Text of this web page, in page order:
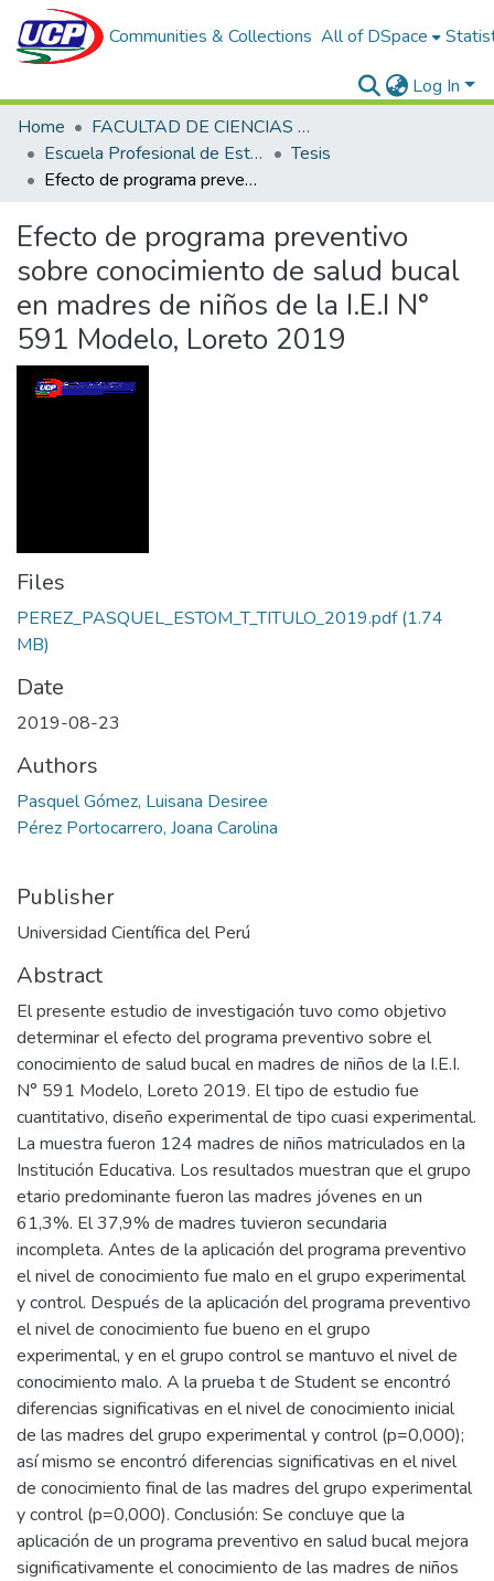
Communities & Collections All of DSpace
Log In
Home
FACULTAD DE CIENCIAS DE LA SALUD
Escuela Profesional de Estomatología
Tesis
Efecto de programa preventivo sobre conocimiento de salud bucal en madres de niños de la I.E.I N° 591 Modelo, Loreto 2019
Efecto de programa preventivo
sobre conocimiento de salud bucal
en madres de niños de la I.E.I N°
591 Modelo, Loreto 2019
Files
PEREZ_PASQUEL_ESTOM_T_TITULO_2019.pdf(1.74
MB)
Date
2019-08-23
Authors
Pasquel Gómez, Luisana Desiree
Pérez Portocarrero, Joana Carolina
Publisher
Universidad Científica del Perú
Abstract
El presente estudio de investigación tuvo como objetivo
determinar el efecto del programa preventivo sobre el
conocimiento de salud bucal en madres de niños de la I.E.I.
N° 591 Modelo, Loreto 2019. El tipo de estudio fue
cuantitativo, diseño experimental de tipo cuasi experimental.
La muestra fueron 124 madres de niños matriculados en la
Institución Educativa. Los resultados muestran que el grupo
etario predominante fueron las madres jóvenes en un
61,3%. El 37,9% de madres tuvieron secundaria
incompleta. Antes de la aplicación del programa preventivo
el nivel de conocimiento fue malo en el grupo experimental
y control. Después de la aplicación del programa preventivo
el nivel de conocimiento fue bueno en el grupo
experimental, y en el grupo control se mantuvo el nivel de
conocimiento malo. A la prueba t de Student se encontró
diferencias significativas en el nivel de conocimiento inicial
de las madres del grupo experimental y control (p=0,000);
así mismo se encontró diferencias significativas en el nivel
de conocimiento final de las madres del grupo experimental
y control (p=0,000). Conclusión: Se concluye que la
aplicación de un programa preventivo en salud bucal mejora
significativamente el conocimiento de las madres de niños